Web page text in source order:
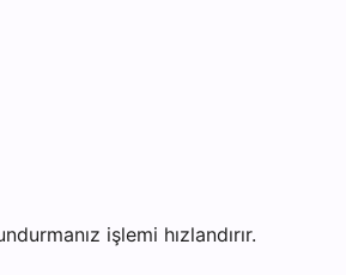
işlemi hızlandırır.